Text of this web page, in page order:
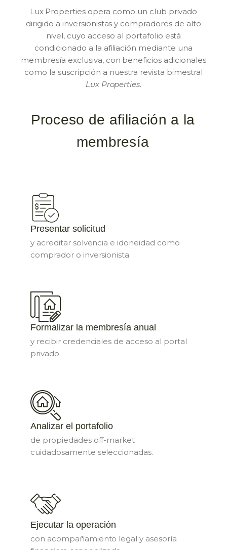
Lux Properties opera como un club privado
dirigido a inversionistas y compradores de alto
nivel, cuyo acceso al portafolio está
condicionado a la afiliación mediante una
membresía exclusiva, con beneficios adicionales
como la suscripción a nuestra revista bimestral
Lux Properties.
Proceso de afiliación a la
membresía
Presentar solicitud
y acreditar solvencia e idoneidad como
comprador o inversionista.
Formalizar la membresía anual
y recibir credenciales de acceso al portal
privado.
Analizar el portafolio
de propiedades off-market
cuidadosamente seleccionadas.
Ejecutar la operación
con acompañamiento legal y asesoría